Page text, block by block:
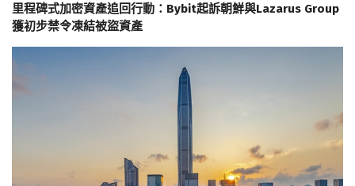
里程碑式加密資產追回行動：Bybit起訴朝鮮與Lazarus Group
獲初步禁令凍結被盜資產